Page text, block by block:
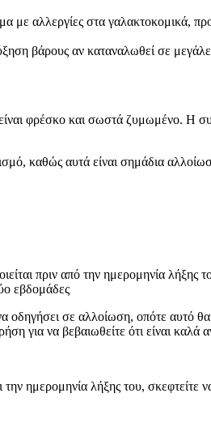
με αλλεργίες στα
βάρους αν καταναλωθεί σε
φρέσκο και σωστά ζυμωμένο. Η
καθώς αυτά είναι σημάδια
πριν από την ημερομηνία λήξης
εβδομάδες
σε αλλοίωση, οπότε αυτό θα
για να βεβαιωθείτε ότι είναι καλά
την ημερομηνία λήξης του,